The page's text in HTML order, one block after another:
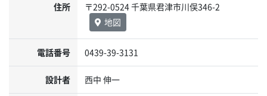
住所
〒292-0524 千葉県君津市川俣346-2
地図
電話番号 0439-39-3131
設計者 西中 伸一